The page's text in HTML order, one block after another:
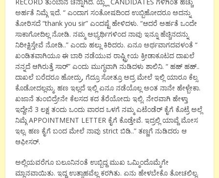
ಅರ್ಹತೆ ನಿಮ್ಗೆ ಇದೆ. “ ಎಂದಾಗ ಸಂತೋಷದಿಂದ ಉಬ್ಬಿಹೋದರೂ ಅದನ್ನು
ತೋರಿಸದೆ “thank you sir” ಎಂದಷ್ಟೆ ಹೇಳಿದಳು. “ಆದರೆ ಅರ್ಹತೆ ಒಂದೇ
ಸಾಕಾಗೋದಿಲ್ಲ ನೋಡಿ. ನಮ್ಮ ಅಭ್ಯರ್ಥಿಗಳಿಂದ ನಾವು ಇನ್ನೂ ಹೆಚ್ಚಿನದನ್ನು
ನಿರೀಕ್ಷಿಸ್ತೇವೆ ನೋಡಿ..” ಎಂದು ಹಲ್ಲು ಕಿರಿದರು. ಏನೂ ಅರ್ಥವಾಗದವಳಂತೆ “
ಖಂಡಿತವಾಗಿಯೂ ಈ ಬಾರಿ ನಡೆಯುವ ರಾಷ್ಟ್ರೀಯ ಕ್ರೀಡಾಕೂಟದ ದಾಖಲೆ
ನನ್ನದೆ ಆಗಿರುತ್ತೆ ಸಾರ್” ಎಂದು ಮುಗ್ಧವಾಗಿ ನುಡಿದಳು ಶಾಲಿನಿ. “ ಹಹ್ ಹಹ್..
ದಾಖಲೆ ಬರೆದರೂ ಹೋದ್ರು, ಗೆದ್ರೂ ಸೋತ್ರೂ ಅದ್ರ ಮೇಲೆ ಇಲ್ಲಿ ಯಾರೂ ಕೆಲ್ಸ
ಕೊಡೋದಲ್ಲಮ್ಮ. ಹಣ ಇಲ್ಲದೆ ಇಲ್ಲಿ ಏನೂ ನಡೆಯೊಲ್ಲ ಅಂತ ನಾನೇ ಹೇಳ್ಬೇಕಾ.
ಖಜಾನೆ ತುಂಬಿದ್ರೇನೇ ಕೆಲಸದ ಕದ ತೆರೆಯೋದು ಇಲ್ಲಿ. ನೇರವಾಗಿ ಹೇಳ್ತಾ
ಇದ್ದೇನೆ 3 ಲಕ್ಷ ತಂದು ಒಂದು ವಾರದ ಒಳಗೆ ನಮ್ಮ ಎಟೆಂಡೆರ್ ಕೈಗೆ ಕೊಟ್ರೆ ಅಲ್ಲೆ
ನಿಮ್ಗೆ APPOINTMENT LETTER ಕೈಗೆ ಕೊಡ್ತೇವೆ. ಇದ್ರಲ್ಲಿ ಯಾವ್ದೆ ಮೋಸ
ಇಲ್ಲ. ಹಣ ಕೈಗೆ ಬಂದ ಮೇಲೆ ನಾವು strict ಬಿಡಿ..” ತಣ್ಣಗೆ ನುಡಿದರು ಆ
ಆಫೀಸರ್.
ಅಲ್ಲಿಯವರೆಗೂ ಬಲೂನಿನಂತೆ ಉಬ್ಬಿದ್ದ ಮುಖ ಒಮ್ಮಿಂದೊಮ್ಮೆಗೇ
ಮ್ಲಾನವಾಯಿತು. ಇದ್ದ ಉತ್ಸಾಹವೆಲ್ಲ ಕರಗಿತು. ಏನು ಹೇಳಬೇಕೊ ತೋಚಲಿಲ್ಲ.